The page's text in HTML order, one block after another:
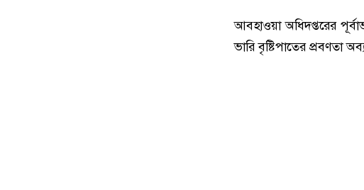
আবহাওয়া অধিদপ্তরের
ভারি বৃষ্টিপাতের প্রবণতা